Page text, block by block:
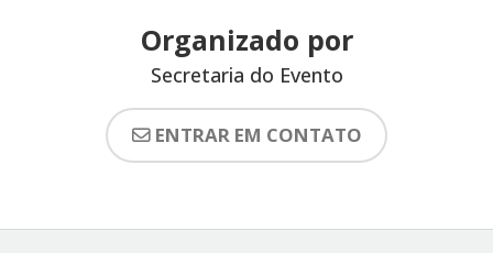
Organizado por
Secretaria do Evento
ENTRAR EM CONTATO